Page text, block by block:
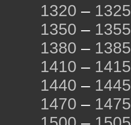
1320 – 1325
1350 – 1355
1380 – 1385
1410 – 1415
1440 – 1445
1470 – 1475